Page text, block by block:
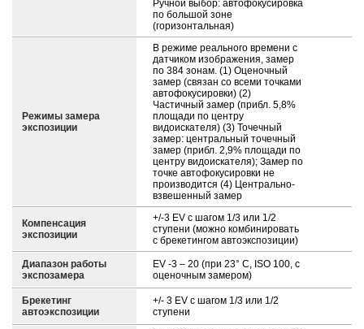
Ручной выбор: автофокусировка
по большой зоне
(горизонтальная)
Режимы замера
экспозиции
В режиме реального времени с
датчиком изображения, замер
по 384 зонам. (1) Оценочный
замер (связан со всеми точками
автофокусировки) (2)
Частичный замер (прибл. 5,8%
площади по центру
видоискателя) (3) Точечный
замер: центральный точечный
замер (прибл. 2,9% площади по
центру видоискателя); Замер по
точке автофокусировки не
производится (4) Центрально-
взвешенный замер
Компенсация
экспозиции
+/-3 EV с шагом 1/3 или 1/2
ступени (можно комбинировать
с брекетингом автоэкспозиции)
Диапазон работы
экспозамера
EV -3 – 20 (при 23° C, ISO 100, с
оценочным замером)
Брекетинг
автоэкспозиции
+/- 3 EV с шагом 1/3 или 1/2
ступени